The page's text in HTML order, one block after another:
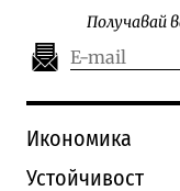
Получавай
Икономика
Устойчивост